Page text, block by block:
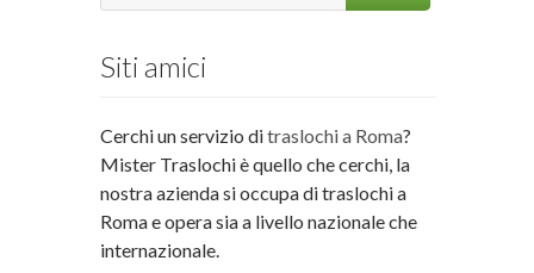
Siti amici
Cerchi un servizio ditraslochi a Roma?
Mister Traslochi è quello che cerchi, la
nostra azienda si occupa di traslochi a
Roma e opera sia a livello nazionale che
internazionale.